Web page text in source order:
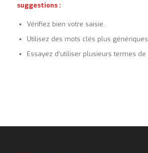
suggestions :
Vérifiez bien votre saisie.
Utilisez des mots clés plus
Essayez d’utiliser plusieurs termes